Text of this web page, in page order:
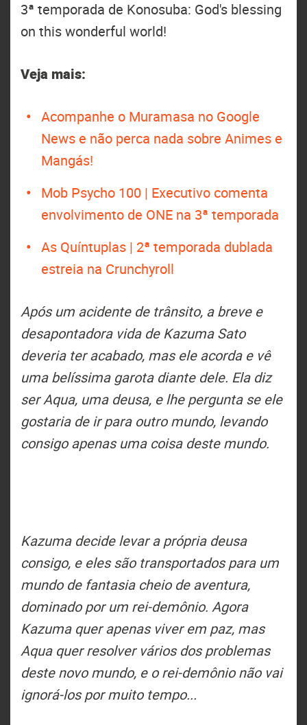
3ª temporada de Konosuba: God's blessing
on this wonderful world!
Veja mais:
Acompanhe o Muramasa no Google
News e não perca nada sobre Animes e
Mangás!
Mob Psycho 100 | Executivo comenta
envolvimento de ONE na 3ª temporada
As Quíntuplas | 2ª temporada dublada
estreia na Crunchyroll
Após um acidente de trânsito, a breve e
desapontadora vida de Kazuma Sato
deveria ter acabado, mas ele acorda e vê
uma belíssima garota diante dele. Ela diz
ser Aqua, uma deusa, e lhe pergunta se ele
gostaria de ir para outro mundo, levando
consigo apenas uma coisa deste mundo.
Kazuma decide levar a própria deusa
consigo, e eles são transportados para um
mundo de fantasia cheio de aventura,
dominado por um rei-demônio. Agora
Kazuma quer apenas viver em paz, mas
Aqua quer resolver vários dos problemas
deste novo mundo, e o rei-demônio não vai
ignorá-los por muito tempo...